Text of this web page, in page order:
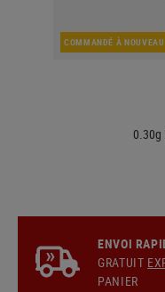
COMMANDÉ À NOUVEAU
0.30g
ENVOI
GRATUIT
PANIER